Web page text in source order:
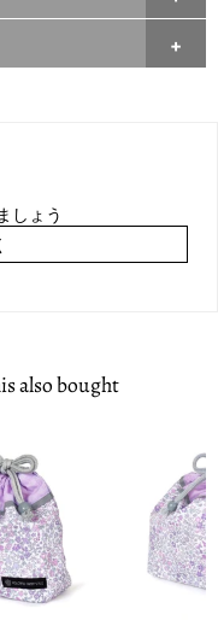
しょう
also bought